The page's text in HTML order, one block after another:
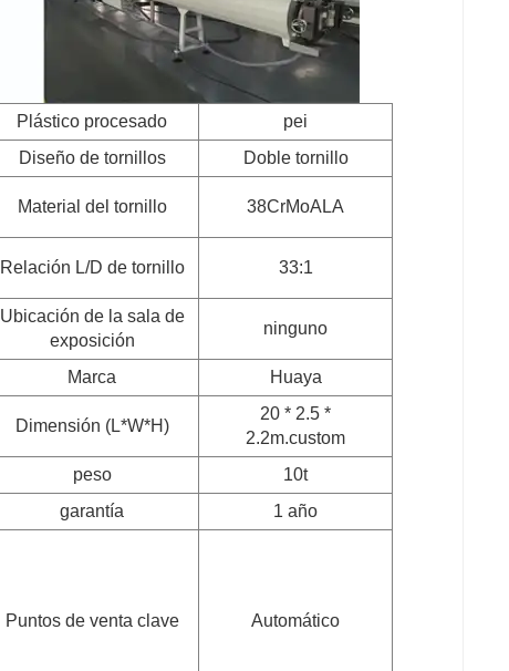
Plástico procesado
pei
Diseño de tornillos Doble tornillo
Material del tornillo 38CrMoALA
Relación L/D de tornillo 33:1
Ubicación de la sala de
exposición
ninguno
Marca Huaya
Dimensión (L*W*H)
20 * 2.5 *
2.2m.custom
peso
10t
garantía 1 año
Puntos de venta clave Automático